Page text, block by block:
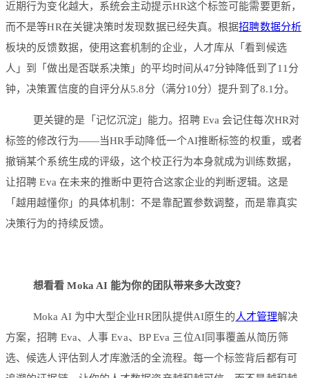
近期行为变化越大，系统会主动提示HR这个标签可能需要更新，
而不是等HR在关键决策时发现数据已经失真。根据招聘数据分析
板块的反馈数据，使用这套机制的企业，人才库从「看到候选
人」到「做出是否联系决策」的平均时间从47分钟降低到了11分
钟，决策置信度的自评分从5.8分（满分10分）提升到了8.1分。
更关键的是「记忆沉淀」能力。招聘 Eva 会记住每次HR对
标签的修改行为——当HR手动降低一个AI推断标签的权重，或者
撤销某个系统生成的评级，这个校正行为本身就成为训练数据，
让招聘 Eva 在未来的推断中更符合这家企业的判断逻辑。这是
「越用越懂你」的具体机制：不是靠配置参数调整，而是靠真实
决策行为的持续反馈。
想看看 Moka AI 能为你的团队带来多大改变？
Moka AI 为中大型企业HR团队提供AI原生的 人才管理解决
方案，招聘 Eva、人事 Eva、BP Eva 三位AI同事覆盖从简历筛
选、候选人评估到人才库激活的全流程。每一个标签背后都有可